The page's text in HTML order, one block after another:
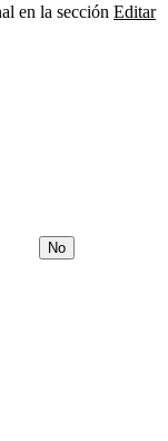
en la sección Editar
No